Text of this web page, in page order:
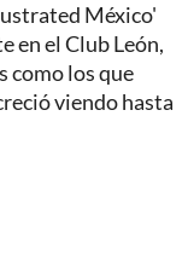
México'
en el Club León,
como los que
viendo hasta